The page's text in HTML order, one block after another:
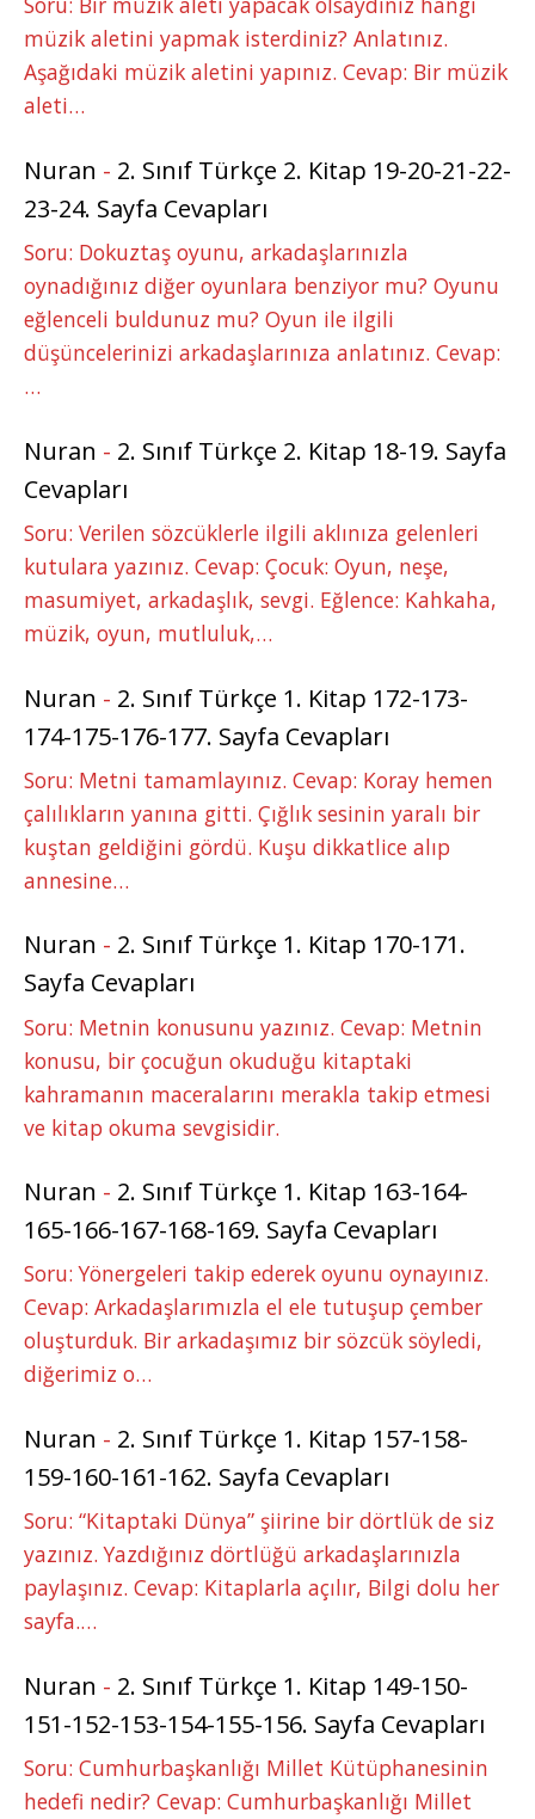
müzik aletini yapmak isterdiniz? Anlatınız.
Aşağıdaki müzik aletini yapınız. Cevap: Bir müzik
aleti…
Nuran - 2. Sınıf Türkçe 2. Kitap 19-20-21-22-
23-24. Sayfa Cevapları
Soru: Dokuztaş oyunu, arkadaşlarınızla
oynadığınız diğer oyunlara benziyor mu? Oyunu
eğlenceli buldunuz mu? Oyun ile ilgili
düşüncelerinizi arkadaşlarınıza anlatınız. Cevap:
…
Nuran - 2. Sınıf Türkçe 2. Kitap 18-19. Sayfa
Cevapları
Soru: Verilen sözcüklerle ilgili aklınıza gelenleri
kutulara yazınız. Cevap: Çocuk: Oyun, neşe,
masumiyet, arkadaşlık, sevgi. Eğlence: Kahkaha,
müzik, oyun, mutluluk,…
Nuran - 2. Sınıf Türkçe 1. Kitap 172-173-
174-175-176-177. Sayfa Cevapları
Soru: Metni tamamlayınız. Cevap: Koray hemen
çalılıkların yanına gitti. Çığlık sesinin yaralı bir
kuştan geldiğini gördü. Kuşu dikkatlice alıp
annesine…
Nuran - 2. Sınıf Türkçe 1. Kitap 170-171.
Sayfa Cevapları
Soru: Metnin konusunu yazınız. Cevap: Metnin
konusu, bir çocuğun okuduğu kitaptaki
kahramanın maceralarını merakla takip etmesi
ve kitap okuma sevgisidir.
Nuran - 2. Sınıf Türkçe 1. Kitap 163-164-
165-166-167-168-169. Sayfa Cevapları
Soru: Yönergeleri takip ederek oyunu oynayınız.
Cevap: Arkadaşlarımızla el ele tutuşup çember
oluşturduk. Bir arkadaşımız bir sözcük söyledi,
diğerimiz o…
Nuran - 2. Sınıf Türkçe 1. Kitap 157-158-
159-160-161-162. Sayfa Cevapları
Soru: “Kitaptaki Dünya” şiirine bir dörtlük de siz
yazınız. Yazdığınız dörtlüğü arkadaşlarınızla
paylaşınız. Cevap: Kitaplarla açılır, Bilgi dolu her
sayfa.…
Nuran - 2. Sınıf Türkçe 1. Kitap 149-150-
151-152-153-154-155-156. Sayfa Cevapları
Soru: Cumhurbaşkanlığı Millet Kütüphanesinin
hedefi nedir? Cevap: Cumhurbaşkanlığı Millet